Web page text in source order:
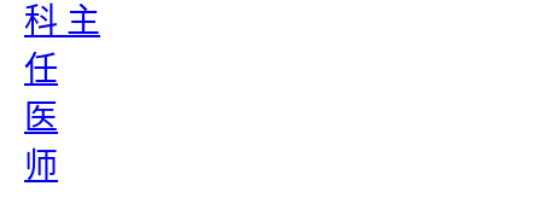
科 主
任
医
师